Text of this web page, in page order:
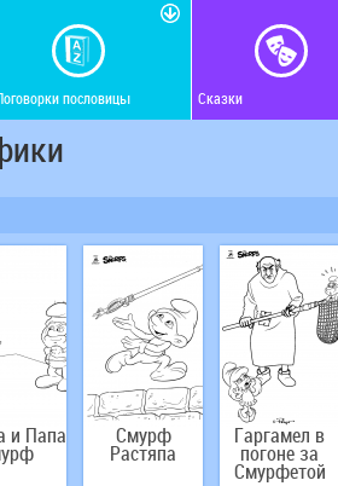
пословицы Сказки
и Папа Смурф
Растяпа
Гаргамел в
погоне за
Смурфетой